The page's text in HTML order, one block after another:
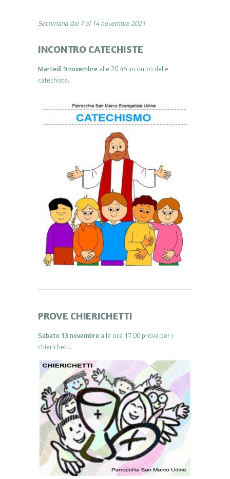
Settimana dal 7 al 14 novembre 2021
INCONTRO CATECHISTE
Martedì 9novembre alle 20.45 incontro delle
catechiste.
PROVE CHIERICHETTI
Sabato 13 novembre alle ore 17.00 prove per i
chierichetti.